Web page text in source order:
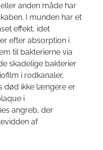
anden måde har
I munden har et
effekt, idet
efter absorption i
til bakterierne via
skadelige bakterier
i rodkanaler,
død ikke længere er
i
angreb, der
af